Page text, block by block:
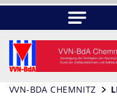
VVN-BDA CHEMNITZ